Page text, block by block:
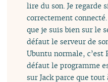
lire du son. Je regarde
correctement
que je suis bien sur le
défaut le serveur de
Ubuntu normale, c’est
défaut le programme
sur Jack parce que